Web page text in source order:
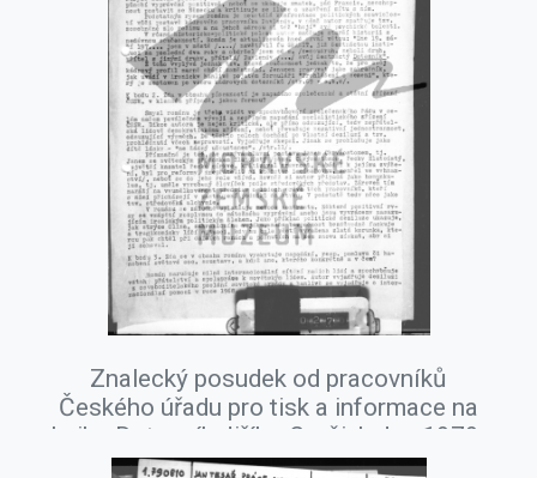
Znalecký posudek od pracovníků
Českého úřadu pro tisk a informace na
knihu Dotazník Jiřího Gruši, leden 1979.